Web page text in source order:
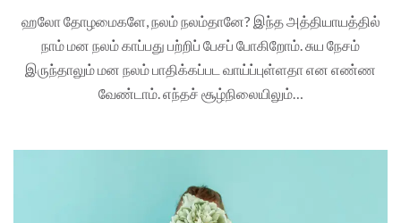
ஹலோ தோழமைகளே, நலம் நலம்தானே? இந்த அத்தியாயத்தில்
நாம் மன நலம் காப்பது பற்றிப் பேசப் போகிறோம். சுய நேசம்
இருந்தாலும் மன நலம் பாதிக்கப்பட வாய்ப்புள்ளதா என எண்ண
வேண்டாம். எந்தச் சூழ்நிலையிலும்…